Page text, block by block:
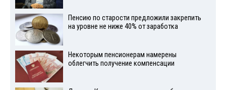
Пенсию по старости предложили закрепить
на уровне не ниже 40% от заработка
Некоторым пенсионерам намерены
облегчить получение компенсации